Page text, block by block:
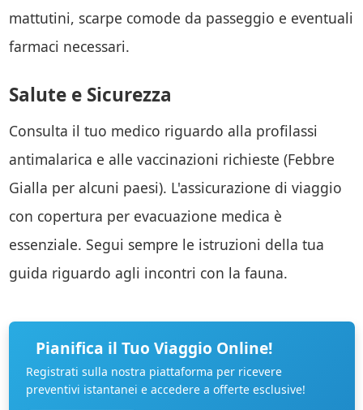
mattutini, scarpe comode da passeggio e eventuali
farmaci necessari.
Salute e Sicurezza
Consulta il tuo medico riguardo alla profilassi
antimalarica e alle vaccinazioni richieste (Febbre
Gialla per alcuni paesi). L'assicurazione di viaggio
con copertura per evacuazione medica è
essenziale. Segui sempre le istruzioni della tua
guida riguardo agli incontri con la fauna.
Pianifica il Tuo Viaggio Online!
Registrati sulla nostra piattaforma per ricevere
preventivi istantanei e accedere a offerte esclusive!